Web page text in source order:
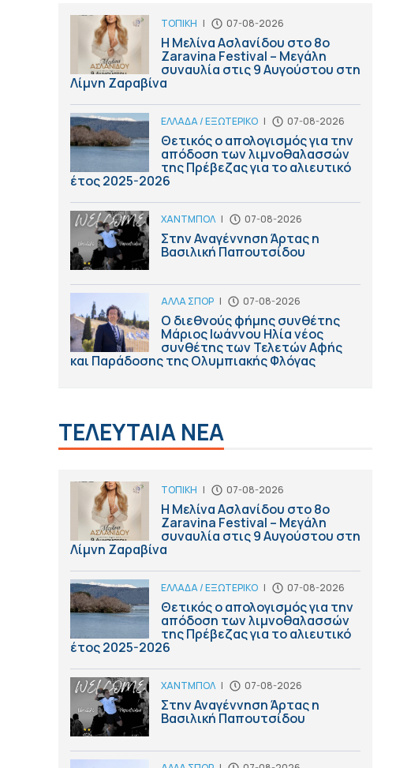
ΤΟΠΙΚΗ | 07-08-2026
Η Μελίνα Ασλανίδου στο 8ο
Zaravina Festival – Μεγάλη
συναυλία στις 9 Αυγούστου στη
Λίμνη Ζαραβίνα
ΕΛΛΑΔΑ / ΕΞΩΤΕΡΙΚΟ | 07-08-2026
Θετικός ο απολογισμός για την
απόδοση των λιμνοθαλασσών
της Πρέβεζας για το αλιευτικό
έτος 2025-2026
ΧΑΝΤΜΠΟΛ | 07-08-2026
Στην Αναγέννηση Άρτας η
Βασιλική Παπουτσίδου
ΑΛΛΑ ΣΠΟΡ | 07-08-2026
Ο διεθνούς φήμης συνθέτης
Μάριος Ιωάννου Ηλία νέος
συνθέτης των Τελετών Αφής
και Παράδοσης της Ολυμπιακής Φλόγας
ΤΕΛΕΥΤΑΙΑ ΝΕΑ
ΤΟΠΙΚΗ | 07-08-2026
Η Μελίνα Ασλανίδου στο 8ο
Zaravina Festival – Μεγάλη
συναυλία στις 9 Αυγούστου στη
Λίμνη Ζαραβίνα
ΕΛΛΑΔΑ / ΕΞΩΤΕΡΙΚΟ | 07-08-2026
Θετικός ο απολογισμός για την
απόδοση των λιμνοθαλασσών
της Πρέβεζας για το αλιευτικό
έτος 2025-2026
ΧΑΝΤΜΠΟΛ | 07-08-2026
Στην Αναγέννηση Άρτας η
Βασιλική Παπουτσίδου